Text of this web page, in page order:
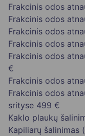
Frakcinis odos
Frakcinis odos
Frakcinis odos
Frakcinis odos
Frakcinis odos
€
Frakcinis odos
Frakcinis odos
srityse 499 €
Kaklo plaukų
Kapiliarų šalinimas